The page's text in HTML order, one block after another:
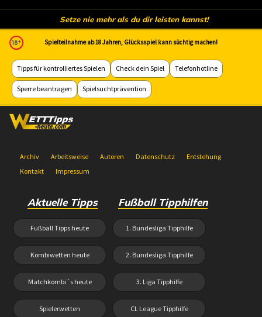
Setze nie mehr als du dir leisten kannst!
Spielteilnahme ab 18 Jahren, Glücksspiel kann süchtig machen!
Tipps für kontrolliertes Spielen Check dein Spiel Telefonhotline
Sperre beantragen Spielsuchtprävention
Archiv Arbeitsweise Autoren Datenschutz
Entstehung
Kontakt
Impressum
Aktuelle Tipps
Fußball Tipps heute
Kombiwetten heute
Matchkombi´s heute
Spielerwetten
Fußball Tipphilfen
1. Bundesliga Tipphilfe
2. Bundesliga Tipphilfe
3. Liga Tipphilfe
CL League Tipphilfe